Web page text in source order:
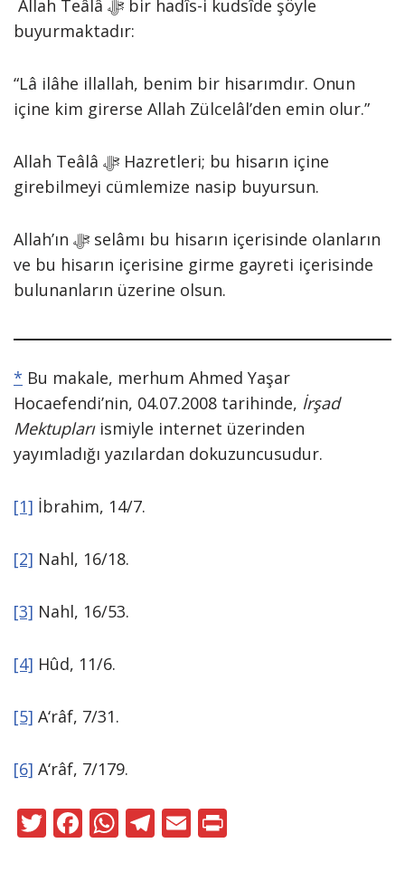
Allah Teâlâ ﷻ bir hadîs-i kudsîde şöyle
buyurmaktadır:
“Lâ ilâhe illallah, benim bir hisarımdır. Onun
içine kim girerse Allah Zülcelâl’den emin olur.”
Allah Teâlâ ﷻ Hazretleri; bu hisarın içine
girebilmeyi cümlemize nasip buyursun.
Allah’ın ﷻ selâmı bu hisarın içerisinde olanların
ve bu hisarın içerisine girme gayreti içerisinde
bulunanların üzerine olsun.
* Bu makale, merhum Ahmed Yaşar
Hocaefendi’nin, 04.07.2008 tarihinde, İrşad
Mektuplarıismiyle internet üzerinden
yayımladığı yazılardan dokuzuncusudur.
[1] İbrahim, 14/7.
[2] Nahl, 16/18.
[3] Nahl, 16/53.
[4] Hûd, 11/6.
[5] A‘râf, 7/31.
[6] A‘râf, 7/179.
T F W T E